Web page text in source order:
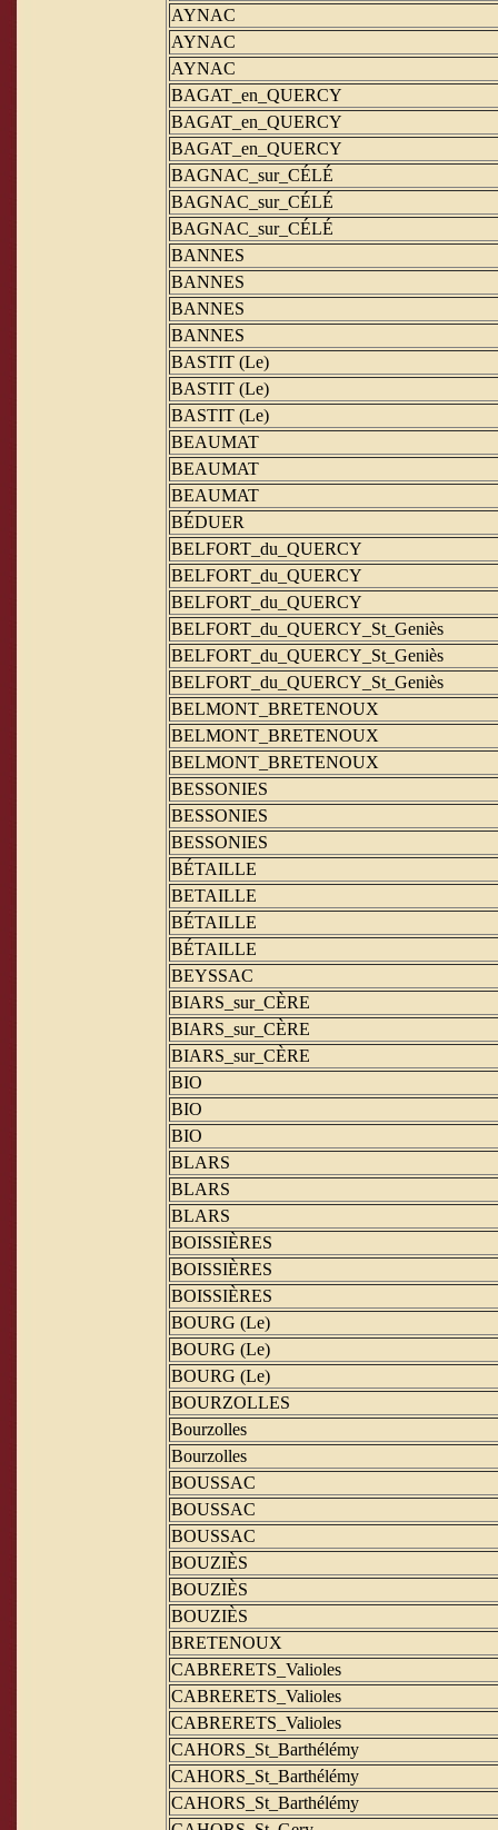
AYNAC
AYNAC
AYNAC
BAGAT_en_QUERCY
BAGAT_en_QUERCY
BAGAT_en_QUERCY
BAGNAC_sur_CÉLÉ
BAGNAC_sur_CÉLÉ
BAGNAC_sur_CÉLÉ
BANNES
BANNES
BANNES
BANNES
BASTIT (Le)
BASTIT (Le)
BASTIT (Le)
BEAUMAT
BEAUMAT
BEAUMAT
BÉDUER
BELFORT_du_QUERCY
BELFORT_du_QUERCY
BELFORT_du_QUERCY
BELFORT_du_QUERCY_St_Geniès
BELFORT_du_QUERCY_St_Geniès
BELFORT_du_QUERCY_St_Geniès
BELMONT_BRETENOUX
BELMONT_BRETENOUX
BELMONT_BRETENOUX
BESSONIES
BESSONIES
BESSONIES
BÉTAILLE
BETAILLE
BÉTAILLE
BÉTAILLE
BEYSSAC
BIARS_sur_CÈRE
BIARS_sur_CÈRE
BIARS_sur_CÈRE
BIO
BIO
BIO
BLARS
BLARS
BLARS
BOISSIÈRES
BOISSIÈRES
BOISSIÈRES
BOURG (Le)
BOURG (Le)
BOURG (Le)
BOURZOLLES
Bourzolles
Bourzolles
BOUSSAC
BOUSSAC
BOUSSAC
BOUZIÈS
BOUZIÈS
BOUZIÈS
BRETENOUX
CABRERETS_Valioles
CABRERETS_Valioles
CABRERETS_Valioles
CAHORS_St_Barthélémy
CAHORS_St_Barthélémy
CAHORS_St_Barthélémy